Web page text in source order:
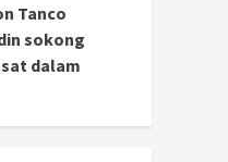
Tanco
sokong
dalam